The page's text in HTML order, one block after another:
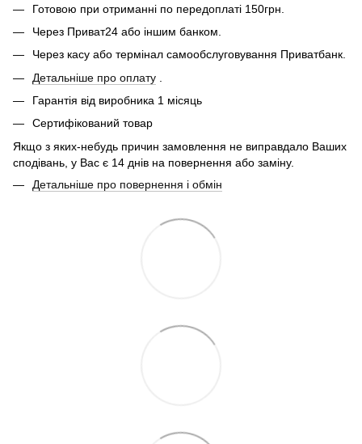
Готовою при отриманні по передоплаті 150грн.
Через Приват24 або іншим банком.
Через касу або термінал самообслуговування Приватбанк.
Детальніше про оплату
Гарантія від виробника 1 місяць
Сертифікований товар
Якщо з яких-небудь причин замовлення не виправдало Ваших
сподівань, у Вас є 14 днів на повернення або заміну.
Детальніше про повернення і обмін